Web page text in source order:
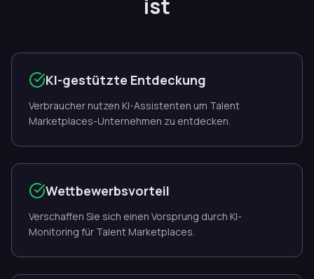
ist
KI-gestützte Entdeckung
Verbraucher nutzen KI-Assistenten um Talent
Marketplaces-Unternehmen zu entdecken.
Wettbewerbsvorteil
Verschaffen Sie sich einen Vorsprung durch KI-
Monitoring für Talent Marketplaces.